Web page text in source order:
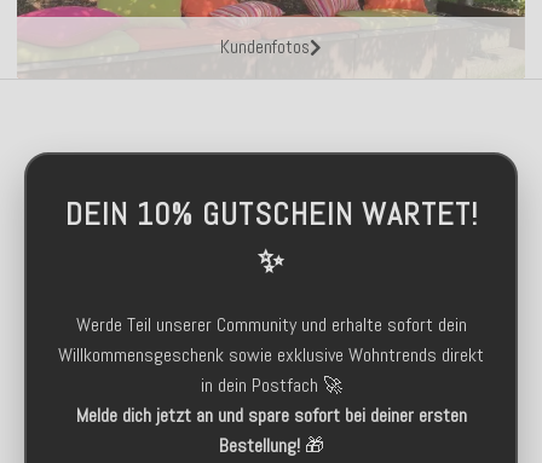
Kundenfotos
DEIN 10% GUTSCHEIN WARTET!
✨
Werde Teil unserer Community und erhalte sofort dein
Willkommensgeschenk sowie exklusive Wohntrends direkt
in dein Postfach 🚀
Melde dich jetzt an und spare sofort bei deiner ersten
Bestellung!🎁